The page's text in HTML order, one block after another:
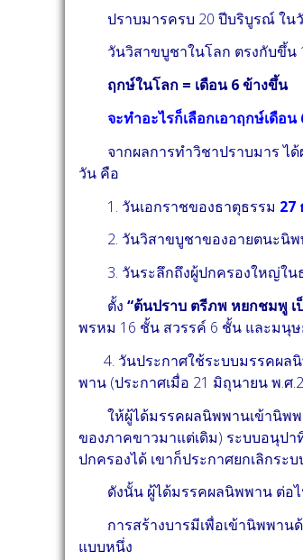
ปราบมารครบ 20 ปีบริบูรณ์ ในวั
วันวิสาขบูชาในโลก ตรงกับขึ้น
ฤกษ์ในโลก = เดือน 6 ข้างขึ้น
จะทำอะไรก็เลือกเอาฤกษ์เดือ
จากผลการทำวิชาปราบมาร ได้
วัน คือ
1. วันเอกราชของธาตุธรรม 27
2. วันวิสาขบูชาของอายตนะนิ
3. วันระลึกถึงผู้ปกครองใหญ่ใน
ตั้ง “ต้นปราบ ตรีภพ หยกชมพู
พรหม 16 ชั้น สวรรค์ 6 ชั้น และมนุษ
4. วันประกาศใช้ระบบมรรคผล
พาน (ประกาศเมื่อ 21 มิถุนายน พ.ศ
ให้ผู้ได้มรรคผลนิพพานเข้านิพพา
ของภาคขาวมาแต่เดิม) ระบบอนุป
ปกครองได้ เขาก็ประกาศยกเลิกร
ดังนั้น ผู้ได้มรรคผลนิพพาน ต่อไป
การสร้างบารมีเพื่อเข้านิพพานด้
แบบหนึ่ง